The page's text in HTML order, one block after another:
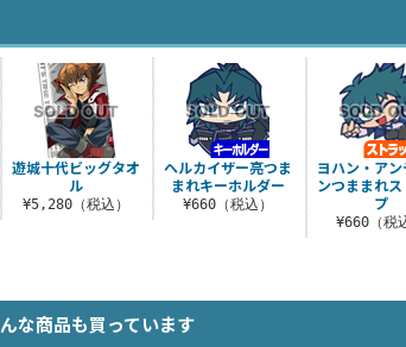
ヘルカイザー亮つま
まれキーホルダー
¥660（税込）
ヨハン・アン
ンつままれス
プ
¥660（税
遊城十代ビッグタオ
ル
¥5,280（税込）
な商品も買っています